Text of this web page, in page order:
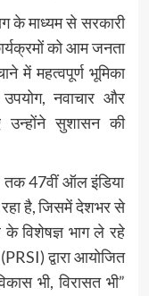
के माध्यम से सरकारी
को आम जनता
में महत्वपूर्ण भूमिका
नवाचार और
उन्होंने सुशासन की
तक 47वीं ऑल इंडिया
है, जिसमें देशभर से
विशेषज्ञ भाग ले रहे
द्वारा आयोजित
भी, विरासत भी”